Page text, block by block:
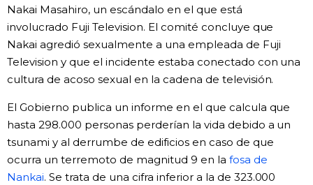
Nakai Masahiro, un escándalo en el que está
involucrado Fuji Television. El comité concluye que
Nakai agredió sexualmente a una empleada de Fuji
Television y que el incidente estaba conectado con una
cultura de acoso sexual en la cadena de televisión.
El Gobierno publica un informe en el que calcula que
hasta 298.000 personas perderían la vida debido a un
tsunami y al derrumbe de edificios en caso de que
ocurra un terremoto de magnitud 9 en la fosa de
Nankai. Se trata de una cifra inferior a la de 323.000